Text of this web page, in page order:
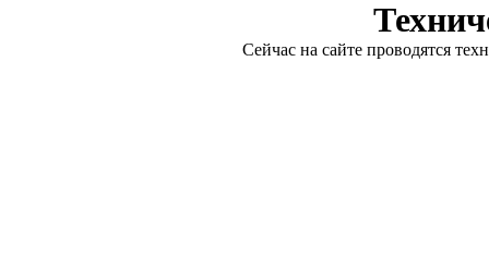
Сейчас на сайте проводятся